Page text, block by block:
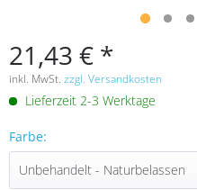
21,43 € *
inkl. MwSt. zzgl. Versandkosten
Lieferzeit 2-3 Werktage
Farbe: